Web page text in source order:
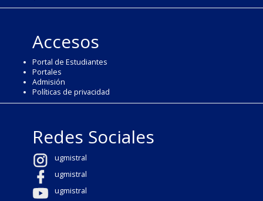
Accesos
Portal de Estudiantes
Portales
Admisión
Políticas de privacidad
Redes Sociales
ugmistral
ugmistral
ugmistral